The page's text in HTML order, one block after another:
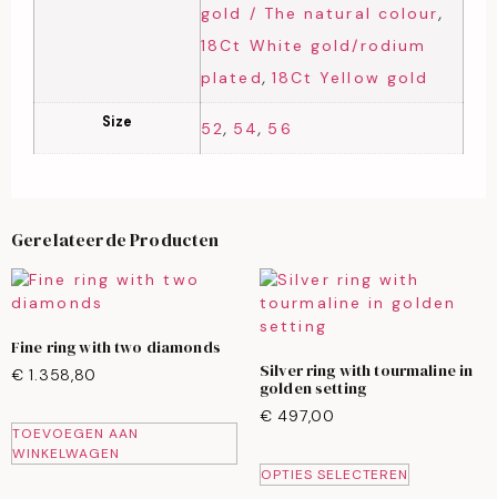
gold / The natural colour,
18Ct White gold/rodium
plated, 18Ct Yellow gold
Size 52, 54, 56
Gerelateerde Producten
Fine ring with two diamonds
€ 1.358,80
TOEVOEGEN AAN
WINKELWAGEN
Silver ring with tourmaline in
golden setting
€ 497,00
OPTIES SELECTEREN